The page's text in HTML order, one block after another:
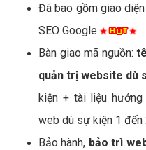
Đã bao gồm giao diện
SEO Google
Bàn giao mã nguồn:
quản trị website dù
kiện + tài liệu
web dù sự kiện 1 đến
Bảo hành, bảo trì